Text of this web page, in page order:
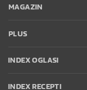
MAGAZIN
PLUS
INDEX OGLASI
INDEX RECEPTI